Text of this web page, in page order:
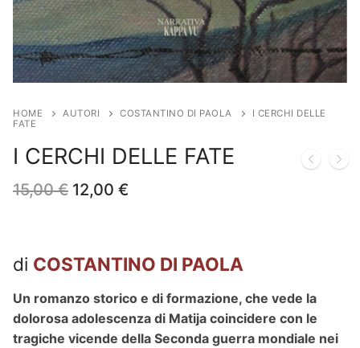
HOME AUTORI COSTANTINO DI PAOLA
I CERCHI DELLE
FATE
I CERCHI DELLE FATE
15,00€ Il
prezzo
15,00 €.
12,00 €
12,00 €.
di COSTANTINO DI PAOLA
Un romanzo storico e di formazione, che vede la
dolorosa adolescenza di Matija coincidere con le
tragiche vicende della Seconda guerra mondiale nei